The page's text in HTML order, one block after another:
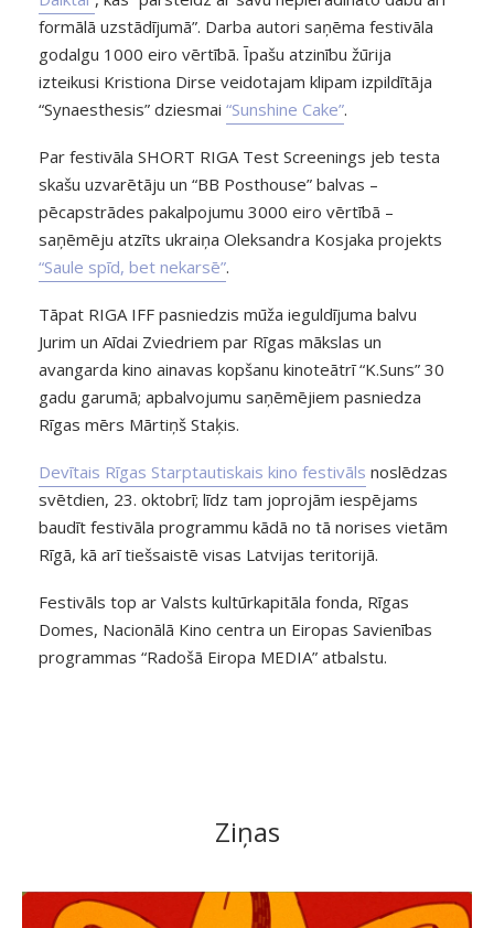
formālā uzstādījumā”. Darba autori saņēma festivāla
godalgu 1000 eiro vērtībā. Īpašu atzinību žūrija
izteikusi Kristiona Dirse veidotajam klipam izpildītāja
“Synaesthesis” dziesmai “Sunshine Cake”.
Par festivāla SHORT RIGA Test Screenings jeb testa
skašu uzvarētāju un “BB Posthouse” balvas –
pēcapstrādes pakalpojumu 3000 eiro vērtībā –
saņēmēju atzīts ukraiņa Oleksandra Kosjaka projekts
“Saule spīd, bet nekarsē”.
Tāpat RIGA IFF pasniedzis mūža ieguldījuma balvu
Jurim un Aīdai Zviedriem par Rīgas mākslas un
avangarda kino ainavas kopšanu kinoteātrī “K.Suns” 30
gadu garumā; apbalvojumu saņēmējiem pasniedza
Rīgas mērs Mārtiņš Staķis.
Devītais Rīgas Starptautiskais kino festivāls noslēdzas
svētdien, 23. oktobrī; līdz tam joprojām iespējams
baudīt festivāla programmu kādā no tā norises vietām
Rīgā, kā arī tiešsaistē visas Latvijas teritorijā.
Festivāls top ar Valsts kultūrkapitāla fonda, Rīgas
Domes, Nacionālā Kino centra un Eiropas Savienības
programmas “Radošā Eiropa MEDIA” atbalstu.
Ziņas